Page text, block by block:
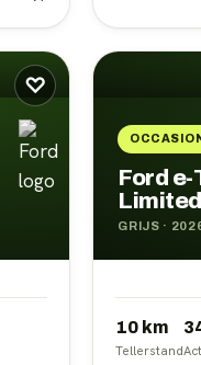
♡
OCCASION
Ford
Limited
GRIJS ·
10 km
Tellerstand